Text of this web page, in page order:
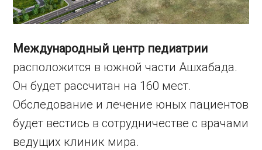
Международный центр педиатрии
расположится в южной части Ашхабада.
Он будет рассчитан на 160 мест.
Обследование и лечение юных пациентов
будет вестись в сотрудничестве с врачами
ведущих клиник мира.